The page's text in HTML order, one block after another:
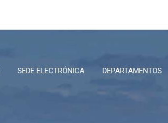
SEDE ELECTRÓNICA DEPARTAMENTOS